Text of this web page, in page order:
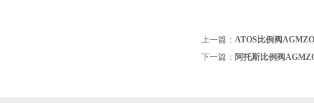
上一篇： ATOS比例阀
下一篇： 阿托斯比例阀